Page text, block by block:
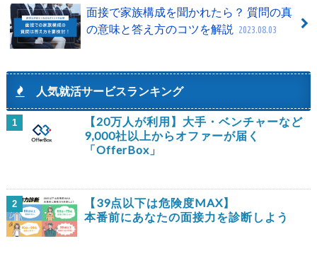
面接で家族構成を聞かれたら？ 質問の真
の意味と答え方のコツを解説
2023.08.03
人気就活サービスランキング
1
【20万人が利用】大手・ベンチャーなど
9,000社以上からオファーが届く
「OfferBox」
2
【39点以下は危険度MAX】
本番前にあなたの面接力を診断しよう